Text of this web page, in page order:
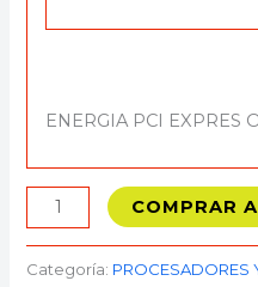
ENERGIA PCI EXPRES
COMPRAR
Categoría: PROCESADORES